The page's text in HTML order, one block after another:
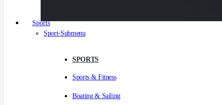
Sports
Sport-Submenu
SPORTS
Sports & Fitness
Boating & Sailing